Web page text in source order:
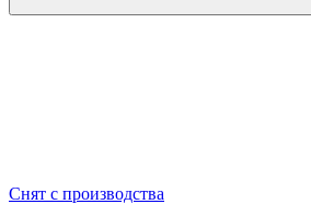
Снят с производства